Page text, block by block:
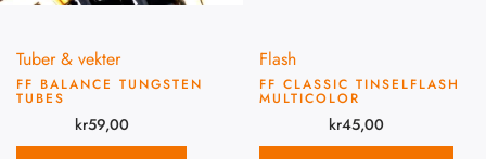
Tuber & vekter
FF BALANCE TUNGSTEN
TUBES
kr59,00
Flash
FF CLASSIC TINSELFLASH
MULTICOLOR
kr45,00